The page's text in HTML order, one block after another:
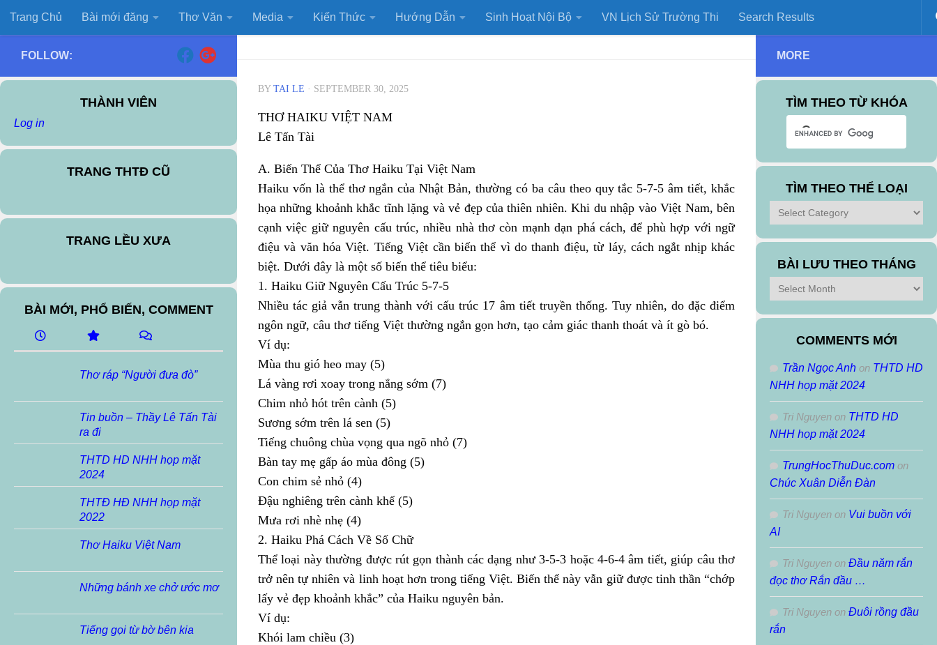
Skip to content
Trang Chủ Bài mới đăng Thơ Văn Media Kiến Thức Hướng Dẫn Sinh Hoạt Nội Bộ VN Lịch Sử Trường Thi Search Results
BY TAI LE · SEPTEMBER 30, 2025
THƠ HAIKU VIỆT NAM
Lê Tấn Tài
A. Biến Thể Của Thơ Haiku Tại Việt Nam
Haiku vốn là thể thơ ngắn của Nhật Bản, thường có ba câu theo quy tắc 5-7-5 âm tiết, khắc
họa những khoảnh khắc tĩnh lặng và vẻ đẹp của thiên nhiên. Khi du nhập vào Việt Nam, bên
cạnh việc giữ nguyên cấu trúc, nhiều nhà thơ còn mạnh dạn phá cách, để phù hợp với ngữ
điệu và văn hóa Việt. Tiếng Việt cần biến thể vì do thanh điệu, từ láy, cách ngắt nhịp khác
biệt. Dưới đây là một số biến thể tiêu biểu:
1. Haiku Giữ Nguyên Cấu Trúc 5-7-5
Nhiều tác giả vẫn trung thành với cấu trúc 17 âm tiết truyền thống. Tuy nhiên, do đặc điểm
ngôn ngữ, câu thơ tiếng Việt thường ngắn gọn hơn, tạo cảm giác thanh thoát và ít gò bó.
Ví dụ:
Mùa thu gió heo may (5)
Lá vàng rơi xoay trong nắng sớm (7)
Chim nhỏ hót trên cành (5)
Sương sớm trên lá sen (5)
Tiếng chuông chùa vọng qua ngõ nhỏ (7)
Bàn tay mẹ gấp áo mùa đông (5)
Con chim sẻ nhỏ (4)
Đậu nghiêng trên cành khế (5)
Mưa rơi nhè nhẹ (4)
2. Haiku Phá Cách Về Số Chữ
Thể loại này thường được rút gọn thành các dạng như 3-5-3 hoặc 4-6-4 âm tiết, giúp câu thơ
trở nên tự nhiên và linh hoạt hơn trong tiếng Việt. Biến thể này vẫn giữ được tinh thần “chớp
lấy vẻ đẹp khoảnh khắc” của Haiku nguyên bản.
Ví dụ:
Khói lam chiều (3)
FOLLOW:
THÀNH VIÊN
Log in
TRANG THTĐ CŨ
TRANG LỀU XƯA
BÀI MỚI, PHỔ BIẾN, COMMENT
Thơ ráp “Người đưa đò”
Tin buồn – Thầy Lê Tấn Tài
ra đi
THTD HD NHH họp mặt
2024
THTĐ HĐ NHH họp mặt
2022
Thơ Haiku Việt Nam
Những bánh xe chở ước mơ
Tiếng gọi từ bờ bên kia
MORE
TÌM THEO TỪ KHÓA
TÌM THEO THỂ LOẠI
Tìm
theo
Thể
Loại
BÀI LƯU THEO THÁNG
Bài
Lưu
Theo
COMMENTS MỚI
Trần Ngọc Anh on THTD HD
NHH họp mặt 2024
Tri Nguyen on THTD HD
NHH họp mặt 2024
TrungHocThuDuc.com on
Chúc Xuân Diễn Đàn
Tri Nguyen on Vui buồn với
AI
Tri Nguyen on Đầu năm rắn
đọc thơ Rắn đầu …
Tri Nguyen on Đuôi rồng đầu
rắn